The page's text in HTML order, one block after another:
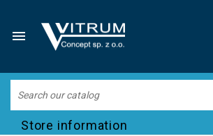

Store information